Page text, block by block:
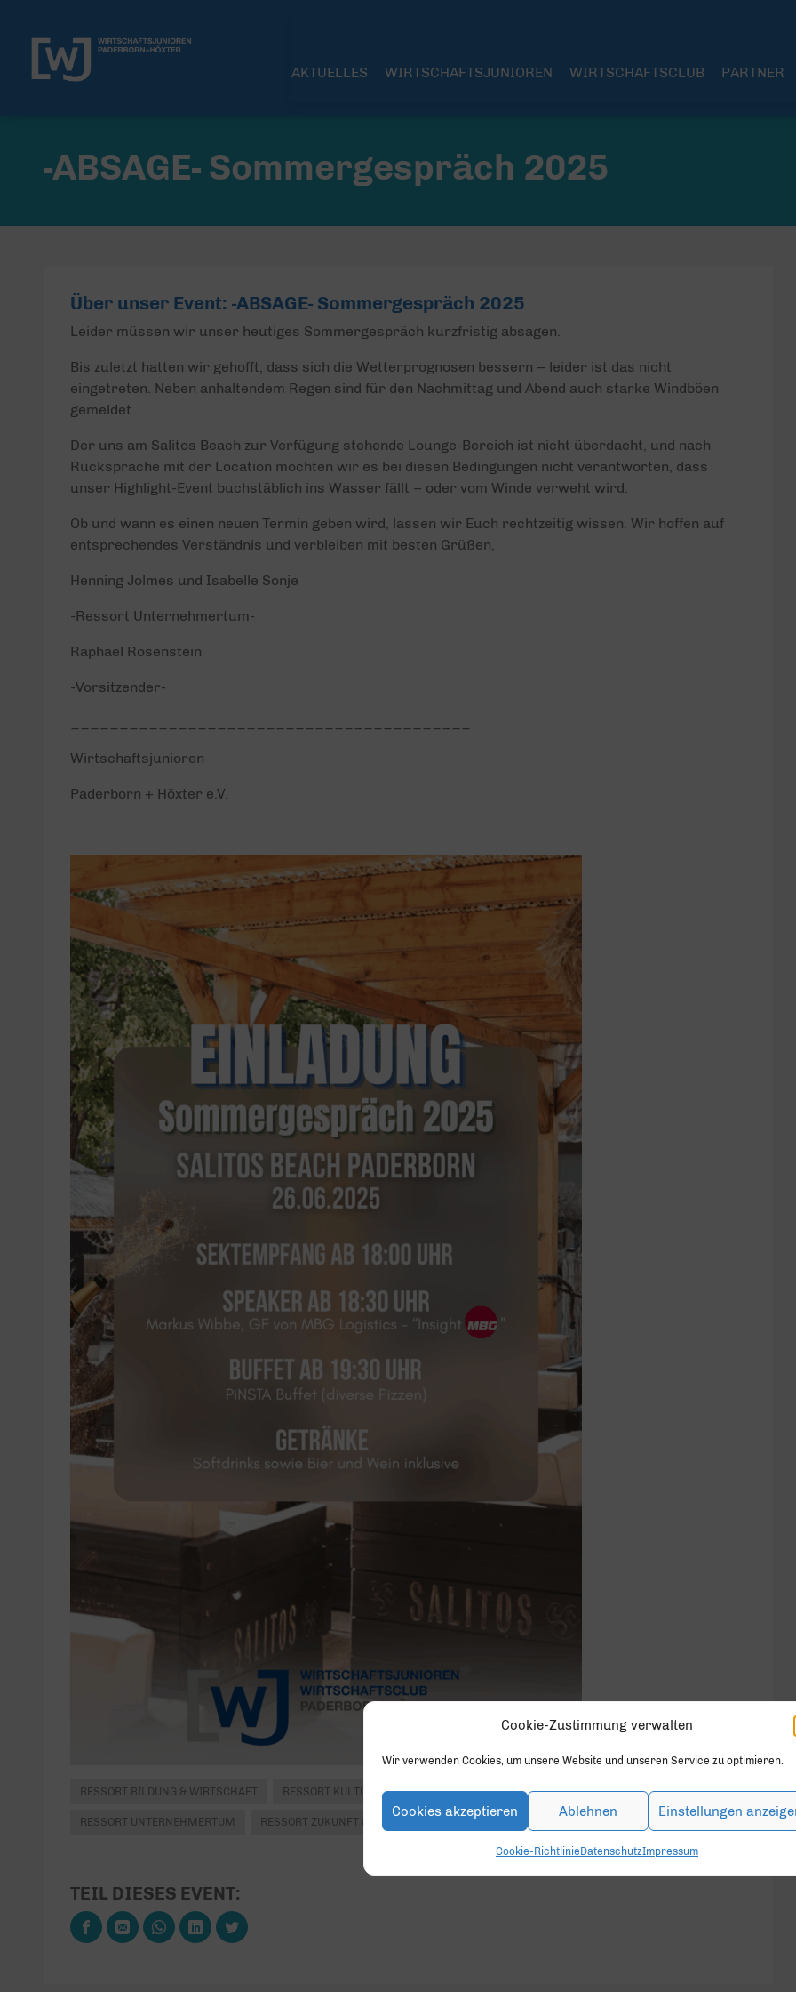
Cookie-Zustimmung verwalten
Wir verwenden Cookies, um unsere Website und unseren Service zu optimieren.
Cookies akzeptieren Ablehnen Einstellungen
Cookie-Richtlinie DatenschutzImpressum
AKTUELLES WIRTSCHAFTSJUNIOREN WIRTSCHAFTSCLUB PARTNER
-ABSAGE- Sommergespräch 2025
Über unser Event: -ABSAGE- Sommergespräch 2025
Leider müssen wir unser heutiges Sommergespräch kurzfristig absagen.
Bis zuletzt hatten wir gehofft, dass sich die Wetterprognosen bessern – leider ist das nicht
eingetreten. Neben anhaltendem Regen sind für den Nachmittag und Abend auch starke Windböen
gemeldet.
Der uns am Salitos Beach zur Verfügung stehende Lounge-Bereich ist nicht überdacht, und nach
Rücksprache mit der Location möchten wir es bei diesen Bedingungen nicht verantworten, dass
unser Highlight-Event buchstäblich ins Wasser fällt – oder vom Winde verweht wird.
Ob und wann es einen neuen Termin geben wird, lassen wir Euch rechtzeitig wissen. Wir hoffen auf
entsprechendes Verständnis und verbleiben mit besten Grüßen,
Henning Jolmes und Isabelle Sonje
-Ressort Unternehmertum-
Raphael Rosenstein
-Vorsitzender-
Wirtschaftsjunioren
Paderborn + Höxter e.V.
RESSORT BILDUNG & WIRTSCHAFT RESSORT KULTUR & GESELLIGES RESSORT MARKETING
RESSORT UNTERNEHMERTUM RESSORT ZUKUNFT & POLITIK VERANSTALTUNG
TEIL DIESES EVENT: